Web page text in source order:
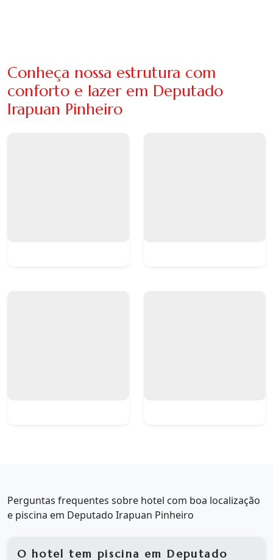
Conheça nossa estrutura com
conforto e lazer em Deputado
Irapuan Pinheiro
Perguntas frequentes sobre hotel com boa localização
e piscina em Deputado Irapuan Pinheiro
O hotel tem piscina em Deputado